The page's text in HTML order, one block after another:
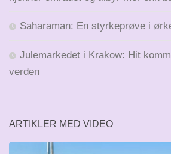
Saharaman: En styrkeprøve i
Julemarkedet i Krakow: Hit
verden
ARTIKLER MED VIDEO